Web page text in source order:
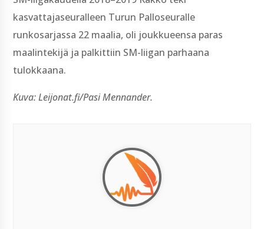
kasvattajaseuralleen Turun Palloseuralle
runkosarjassa 22 maalia, oli joukkueensa paras
maalintekijä ja palkittiin SM-liigan parhaana
tulokkaana.
Kuva: Leijonat.fi/Pasi Mennander.